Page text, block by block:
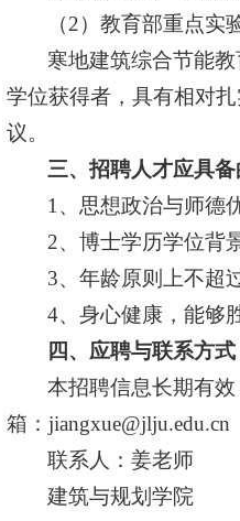
（2）教育部重点实
寒地建筑综合节能
学位获得者，具有相对
议。
三、招聘人才应具
1、思想政治与师德
2、博士学历学位背
3、年龄原则上不超
4、身心健康，能够
四、应聘与联系方式
本招聘信息长期有
箱：
联系人：姜老师
建筑与规划学院